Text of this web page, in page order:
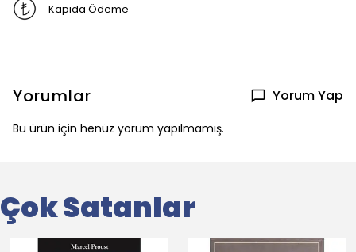
Kapıda Ödeme
Yorumlar Yorum Yap
Bu ürün için henüz yorum yapılmamış.
Çok Satanlar